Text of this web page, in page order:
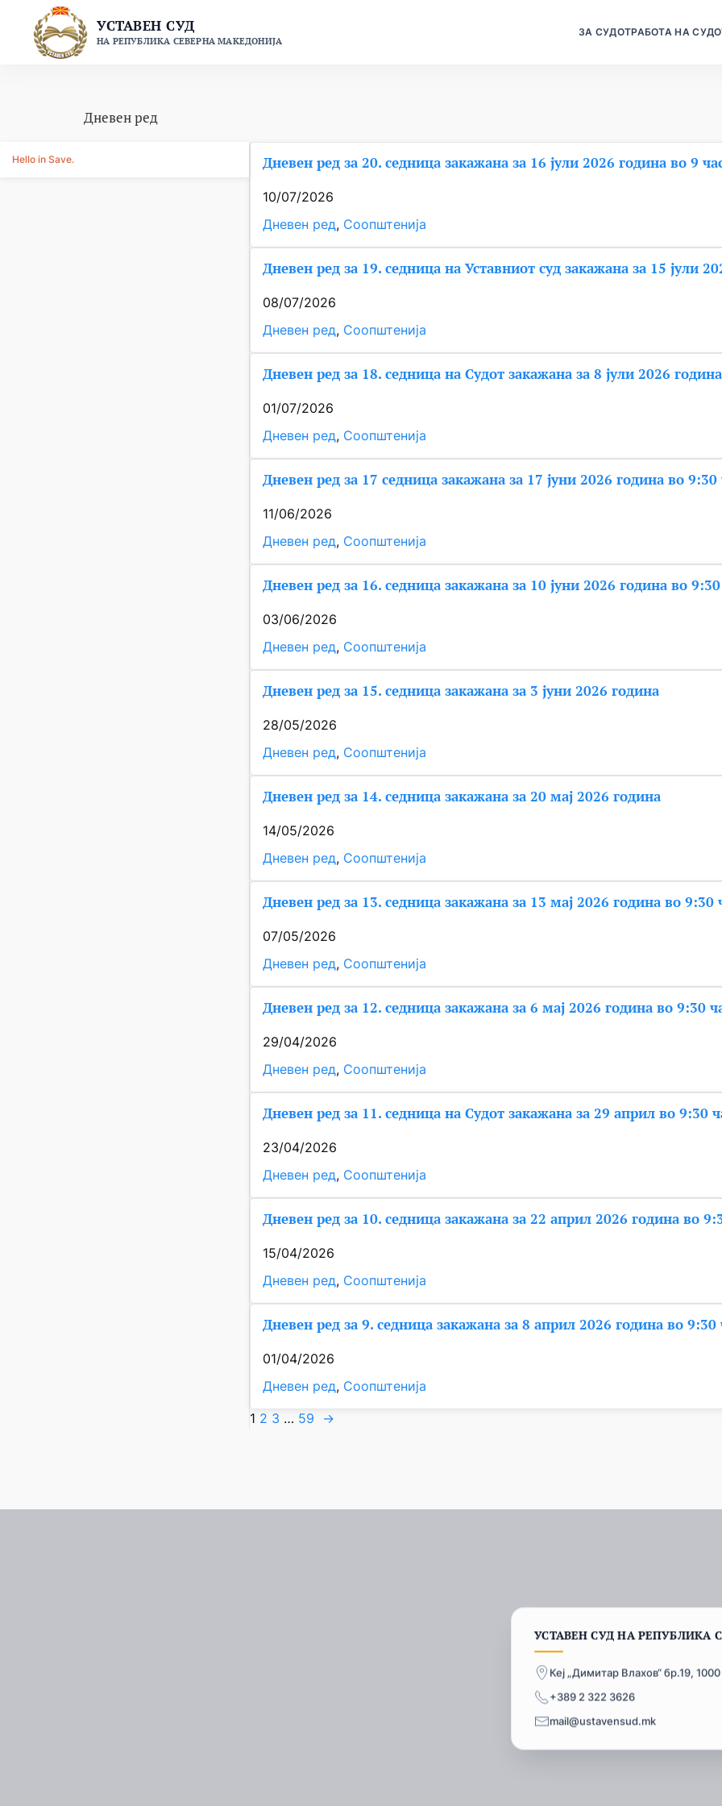
content
УСТАВЕН СУД
НА РЕПУБЛИКА СЕВЕРНА МАКЕДОНИЈА
ЗА СУДОТРАБОТА НА
Дневен ред
Hello in Save. Дневен ред за 20. седница закажана за 16 јули 2026 година во 9
10/07/2026
Дневен ред, Соопштенија
Дневен ред за 19. седница на Уставниот суд закажана за 15 јули
08/07/2026
Дневен ред, Соопштенија
Дневен ред за 18. седница на Судот закажана за 8 јули 2026
01/07/2026
Дневен ред, Соопштенија
Дневен ред за 17 седница закажана за 17 јуни 2026 година во 9:30
11/06/2026
Дневен ред, Соопштенија
Дневен ред за 16. седница закажана за 10 јуни 2026 година во
03/06/2026
Дневен ред, Соопштенија
Дневен ред за 15. седница закажана за 3 јуни 2026 година
28/05/2026
Дневен ред, Соопштенија
Дневен ред за 14. седница закажана за 20 мај 2026 година
14/05/2026
Дневен ред, Соопштенија
Дневен ред за 13. седница закажана за 13 мај 2026 година во 9:30
07/05/2026
Дневен ред, Соопштенија
Дневен ред за 12. седница закажана за 6 мај 2026 година во 9:30
29/04/2026
Дневен ред, Соопштенија
Дневен ред за 11. седница на Судот закажана за 29 април во 9:30
23/04/2026
Дневен ред, Соопштенија
Дневен ред за 10. седница закажана за 22 април 2026 година во
15/04/2026
Дневен ред, Соопштенија
Дневен ред за 9. седница закажана за 8 април 2026 година во 9:30
01/04/2026
Дневен ред, Соопштенија
1 2 3 … 59 →
УСТАВЕН СУД НА РЕПУБЛИКА
Кеј „Димитар Влахов“ бр.19,
+389 2 322 3626
mail@ustavensud.mk